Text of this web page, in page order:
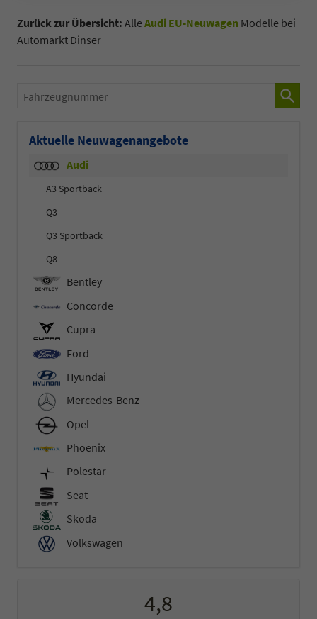
Zurück zur Übersicht: AlleAudi EU-Neuwagen Modelle bei
Automarkt Dinser
Fahrzeugnummer
Aktuelle Neuwagenangebote
Audi
A3 Sportback
Q3
Q3 Sportback
Q8
Bentley
Concorde
Cupra
Ford
Hyundai
Mercedes-Benz
Opel
Phoenix
Polestar
Seat
Skoda
Volkswagen
4,8